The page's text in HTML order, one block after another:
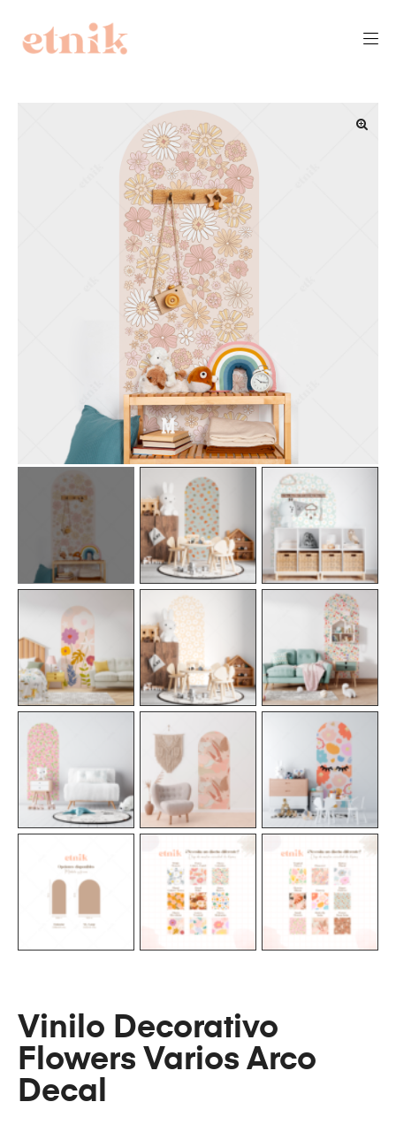
Vinilo Decorativo
Flowers Varios Arco
Decal